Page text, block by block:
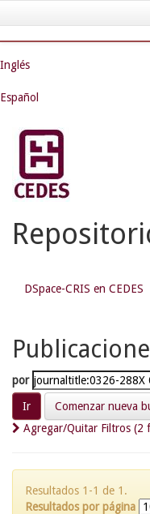
navigation
Inglés
Español
DSpace-CRIS en CEDES
por
Comenzar nueva
Agregar/Quitar Filtros (2
Resultados 1-1 de 1.
Resultados por página